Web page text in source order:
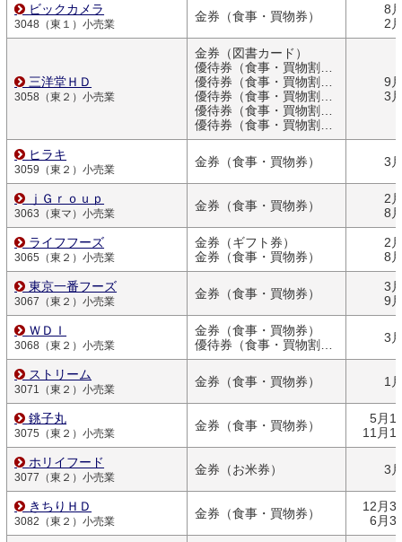
ビックカメラ
3048（東１）小売業
金券（食事・買物券）
8
2
三洋堂ＨＤ
3058（東２）小売業
金券（図書カード）
優待券（食事・買物割引券）
優待券（食事・買物割引券）
優待券（食事・買物割引券）
優待券（食事・買物割引券）
優待券（食事・買物割引券）
9
3
ヒラキ
3059（東２）小売業
金券（食事・買物券） 3
ｊＧｒｏｕｐ
3063（東マ）小売業
金券（食事・買物券）
2
8
ライフフーズ
3065（東２）小売業
金券（ギフト券）
金券（食事・買物券）
2
8
東京一番フーズ
3067（東２）小売業
金券（食事・買物券）
3
9
ＷＤＩ
3068（東２）小売業
金券（食事・買物券）
優待券（食事・買物割引券）
3
ストリーム
3071（東２）小売業
金券（食事・買物券） 1
銚子丸
3075（東２）小売業
金券（食事・買物券）
5月
11月
ホリイフード
3077（東２）小売業
金券（お米券） 3
きちりＨＤ
3082（東２）小売業
金券（食事・買物券）
12月
6月